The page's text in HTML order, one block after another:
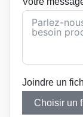
Joindre un
Choisir un